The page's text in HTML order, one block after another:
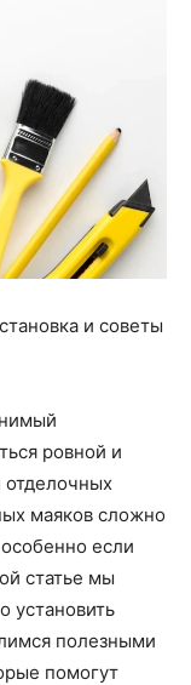
и советы
ровной и
отделочных
маяков сложно
если
статье мы
установить
полезными
помогут